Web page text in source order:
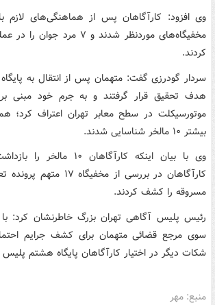
وی افزود: کارآگاهان پس از هماهنگی‌های لازم
مخفیگاه‌های موردنظر شدند و ۷
کردند.
سردار گودرزی گفت: متهمان پس از انتقال به
موتورسیکلت در سطح معابر تهران اعتراف کرد؛
بیشتر ۱۰ مالخر شناسایی شدند.
وی با بیان اینکه کارآگاهان
مسروقه را کشف کردند.
رئیس پلیس آگاهی تهران بزرگ خاطرنشان کرد: با
سوی مرجع قضائی متهمان برای کشف جرایم
شکات دیگر در اختیار کارآگاهان پایگاه هشتم پلیس
منبع: مهر